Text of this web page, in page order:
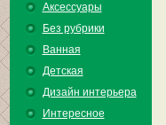
Аксессуары
Без рубрики
Ванная
Детская
Дизайн интерьера
Интересное